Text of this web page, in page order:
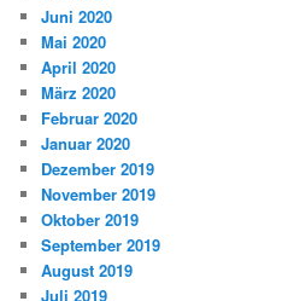
Juni 2020
Mai 2020
April 2020
März 2020
Februar 2020
Januar 2020
Dezember 2019
November 2019
Oktober 2019
September 2019
August 2019
Juli 2019